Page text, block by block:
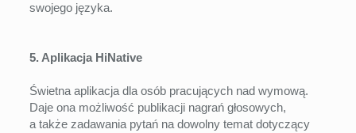
swojego języka.
5. Aplikacja HiNative
Świetna aplikacja dla osób pracujących nad wymową.
Daje ona możliwość publikacji nagrań głosowych,
a także zadawania pytań na dowolny temat dotyczący